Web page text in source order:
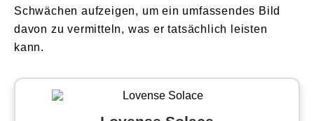
Schwächen aufzeigen, um ein umfassendes Bild
davon zu vermitteln, was er tatsächlich leisten
kann.